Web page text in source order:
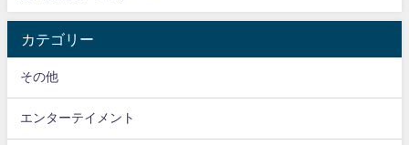
カテゴリー
その他
エンターテイメント